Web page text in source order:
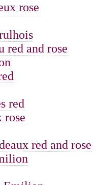
rose
red and rose
red
rose
red and rose